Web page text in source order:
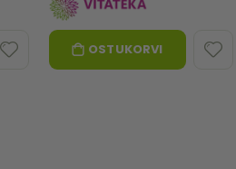
OSTUKORVI